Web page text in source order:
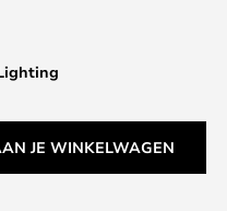
JE WINKELWAGEN